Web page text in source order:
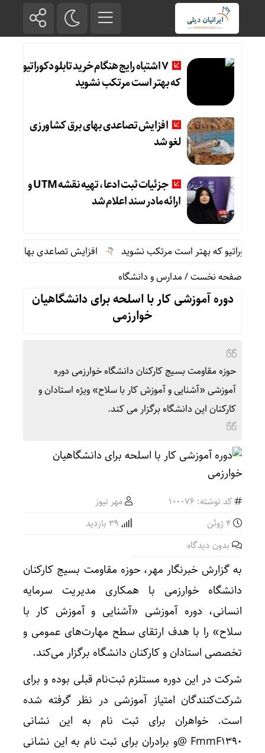
۷ اشتباه رایج هنگام خرید تابلو دکوراتیو
که بهتر است مرتکب نشوید
افزایش تصاعدی بهای برق کشاورزی
لغو شد
جزئیات ثبت ادعا، تهیه نقشه UTM و
ارائه مادر سند اعلام شد
افزایش تصاعدی بهای برق
صفحه نخست/مدارس و دانشگاه
دوره آموزشی کار با اسلحه برای دانشگاهیان
خوارزمی
حوزه مقاومت بسیج کارکنان دانشگاه خوارزمی دوره
آموزشی «آشنایی و آموزش کار با سلاح» ویژه استادان و
کارکنان این دانشگاه برگزار می کند.
کد نوشته: 100076
مهر نیوز
بدون دیدگاه
به گزارش خبرنگار مهر، حوزه مقاومت بسیج کارکنان
دانشگاه خوارزمی با همکاری مدیریت سرمایه
انسانی، دوره آموزشی «آشنایی و آموزش کار با
سلاح» را با هدف ارتقای سطح مهارت‌های عمومی و
تخصصی استادان و کارکنان دانشگاه برگزار می‌کند.
شرکت در این دوره مستلزم ثبت‌نام قبلی بوده و برای
شرکت‌کنندگان امتیاز آموزشی در نظر گرفته شده
است. خواهران برای ثبت نام به این نشانی
FmmF۱۳۹۰ @و برادران برای ثبت نام به این نشانی